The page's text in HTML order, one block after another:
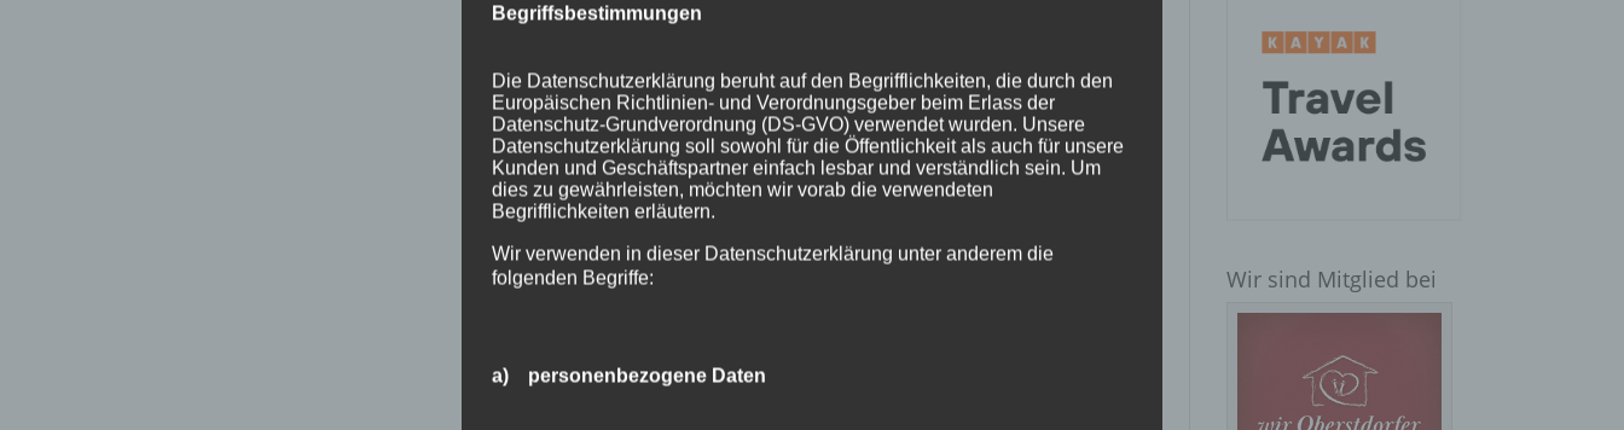
Wir sind Mitglied bei
Begriffsbestimmungen
Die Datenschutzerklärung beruht auf den Begrifflichkeiten, die durch den
Europäischen Richtlinien- und Verordnungsgeber beim Erlass der
Datenschutz-Grundverordnung (DS-GVO) verwendet wurden. Unsere
Datenschutzerklärung soll sowohl für die Öffentlichkeit als auch für unsere
Kunden und Geschäftspartner einfach lesbar und verständlich sein. Um
dies zu gewährleisten, möchten wir vorab die verwendeten
Begrifflichkeiten erläutern.
Wir verwenden in dieser Datenschutzerklärung unter anderem die
folgenden Begriffe:
a) personenbezogene Daten